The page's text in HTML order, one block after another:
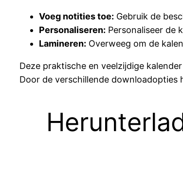
Voeg notities toe: Gebruik de
Personaliseren: Personaliseer de
Lamineren: Overweeg om de
Deze praktische en veelzijdige
Door de verschillende